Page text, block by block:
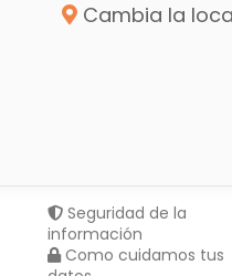
Cambia la
Seguridad de la
información
Como cuidamos tus